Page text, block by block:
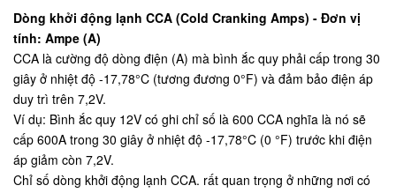
Dòng khởi động lạnh CCA (Cold Cranking Amps) - Đơn vị
tính: Ampe (A)
CCA là cường độ dòng điện (A) mà bình ắc quy phải cấp trong 30
giây ở nhiệt độ -17,78°C (tương đương 0°F) và đảm bảo điện áp
duy trì trên 7,2V.
Ví dụ: Bình ắc quy 12V có ghi chỉ số là 600 CCA nghĩa là nó sẽ
cấp 600A trong 30 giây ở nhiệt độ -17,78°C (0 °F) trước khi điện
áp giảm còn 7,2V.
Chỉ số dòng khởi động lạnh CCA. rất quan trọng ở những nơi có